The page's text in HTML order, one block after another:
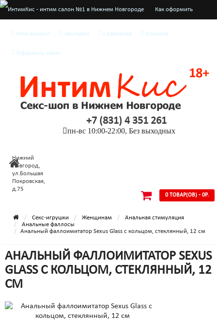
Как оформить
Доставка и оплата
Конфиденциальность
Условия
соглашения
Мой аккаунт Закладки Сравнение Корзина
Оформить заказ
+7 (831) 4 351 261
пн-вс 10:00-22:00, Без выходных
Нижний
Новгород,
ул.Большая
Покровская,
д.75
0 ТОВАР(ОВ) - 0Р.
Секс-игрушки Женщинам
Анальная стимуляция
Анальные фаллосы
Анальный фаллоимитатор Sexus Glass с кольцом, стеклянный, 12 см
АНАЛЬНЫЙ ФАЛЛОИМИТАТОР SEXUS
GLASS С КОЛЬЦОМ, СТЕКЛЯННЫЙ, 12
СМ